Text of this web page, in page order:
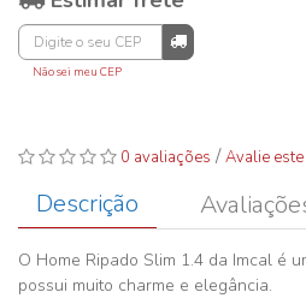
Não sei meu CEP
0 avaliações /Avalie
Descrição
O Home Ripado Slim 1.4 da Imcal é
possui muito charme e elegância.